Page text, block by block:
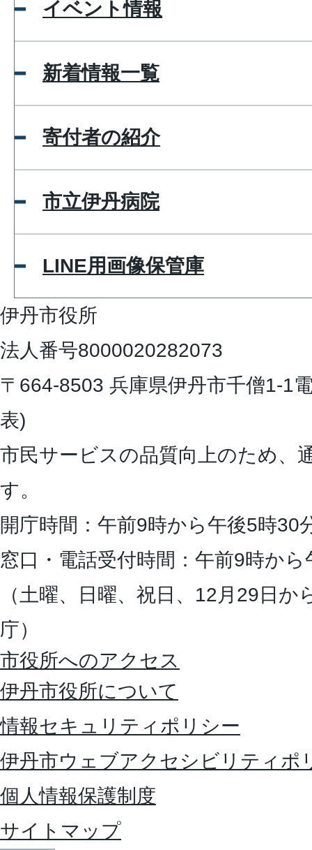
イベント情報
新着情報一覧
寄付者の紹介
市立伊丹病院
LINE用画像保管庫
伊丹市役所
法人番号8000020282073
〒664-8503 兵庫県伊丹市千僧1-1
表)
市民サービスの品質向上のため、
す。
開庁時間：午前9時から午後5時30
窓口・電話受付時間：午前9時か
（土曜、日曜、祝日、12月29日
庁）
市役所へのアクセス
伊丹市役所について
情報セキュリティポリシー
伊丹市ウェブアクセシビリティポ
個人情報保護制度
サイトマップ